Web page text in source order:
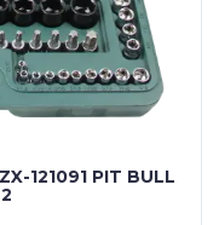
121091 PIT BULL